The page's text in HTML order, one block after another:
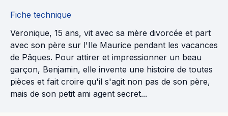
Fiche technique
Veronique, 15 ans, vit avec sa mère divorcée et part
avec son père sur l'Ile Maurice pendant les vacances
de Pâques. Pour attirer et impressionner un beau
garçon, Benjamin, elle invente une histoire de toutes
pièces et fait croire qu'il s'agit non pas de son père,
mais de son petit ami agent secret...